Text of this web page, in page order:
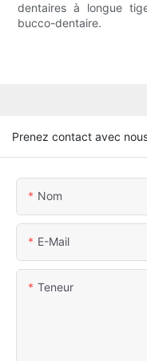
dentaires à longue
bucco-dentaire.
Prenez contact avec
Nom
E-Mail
Teneur